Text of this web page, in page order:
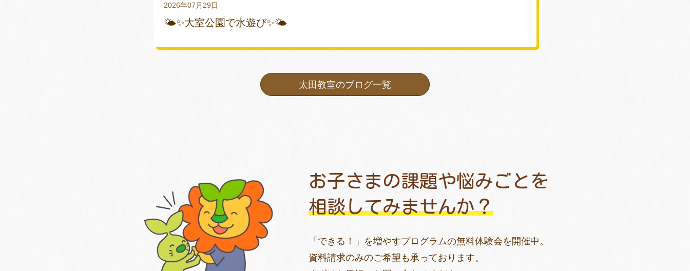
2026年07月29日
🌤✨大室公園で水遊び✨🌤
太田教室のブログ一覧
お子さまの課題や悩みごとを
相談してみませんか？
「できる！」を増やすプログラムの無料体験会を開催中。
資料請求のみのご希望も承っております。